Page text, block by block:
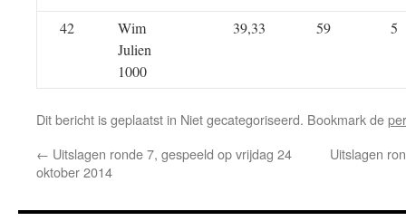
42
Wim
Julien
1000
39,33 59 5
Dit bericht is geplaatst in Niet gecategoriseerd. Bookmark de
← Uitslagen ronde 7, gespeeld op vrijdag 24
oktober 2014
Uitslagen